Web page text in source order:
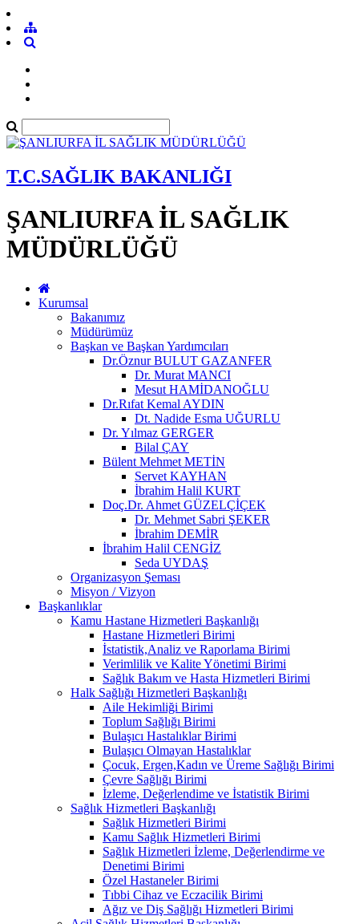
T.C.SAĞLIK BAKANLIĞI
ŞANLIURFA İL SAĞLIK
MÜDÜRLÜĞÜ
Kurumsal
Bakanımız
Müdürümüz
Başkan ve Başkan Yardımcıları
Dr.Öznur BULUT GAZANFER
Dr. Murat MANCI
Mesut HAMİDANOĞLU
Dr.Rıfat Kemal AYDIN
Dt. Nadide Esma UĞURLU
Dr. Yılmaz GERGER
Bilal ÇAY
Bülent Mehmet METİN
Servet KAYHAN
İbrahim Halil KURT
Doç.Dr. Ahmet GÜZELÇİÇEK
Dr. Mehmet Sabri ŞEKER
İbrahim DEMİR
İbrahim Halil CENGİZ
Seda UYDAŞ
Organizasyon Şeması
Misyon / Vizyon
Başkanlıklar
Kamu Hastane Hizmetleri Başkanlığı
Hastane Hizmetleri Birimi
İstatistik,Analiz ve Raporlama Birimi
Verimlilik ve Kalite Yönetimi Birimi
Sağlık Bakım ve Hasta Hizmetleri Birimi
Halk Sağlığı Hizmetleri Başkanlığı
Aile Hekimliği Birimi
Toplum Sağlığı Birimi
Bulaşıcı Hastalıklar Birimi
Bulaşıcı Olmayan Hastalıklar
Çocuk, Ergen,Kadın ve Üreme Sağlığı Birimi
Çevre Sağlığı Birimi
İzleme, Değerlendime ve İstatistik Birimi
Sağlık Hizmetleri Başkanlığı
Sağlık Hizmetleri Birimi
Kamu Sağlık Hizmetleri Birimi
Sağlık Hizmetleri İzleme, Değerlendirme ve
Denetimi Birimi
Özel Hastaneler Birimi
Tıbbi Cihaz ve Eczacilik Birimi
Ağız ve Diş Sağlığı Hizmetleri Birimi